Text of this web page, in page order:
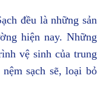
đều là những sản
hiện nay. Những
vệ sinh của trung
sạch sẽ, loại bỏ